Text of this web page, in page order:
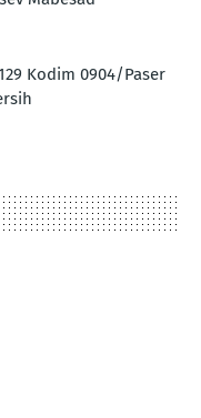
Kodim 0904/Paser